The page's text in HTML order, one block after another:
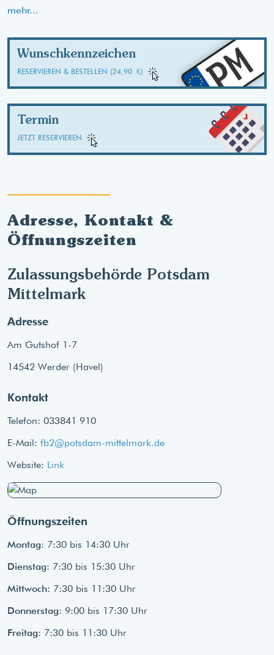
mehr...
Wunschkennzeichen
RESERVIEREN & BESTELLEN (24,90 €) PM
Termin
JETZT RESERVIEREN
Adresse, Kontakt &
Öffnungszeiten
Zulassungsbehörde Potsdam
Mittelmark
Adresse
Am Gutshof 1-7
14542 Werder (Havel)
Kontakt
Telefon: 033841 910
E-Mail: fb2@potsdam-mittelmark.de
Website: Link
Öffnungszeiten
Montag: 7:30 bis 14:30 Uhr
Dienstag: 7:30 bis 15:30 Uhr
Mittwoch: 7:30 bis 11:30 Uhr
Donnerstag: 9:00 bis 17:30 Uhr
Freitag: 7:30 bis 11:30 Uhr